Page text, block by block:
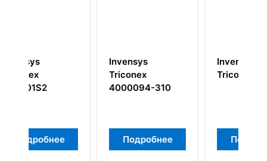
310
Invensys
Triconex 3510
Подробнее
Invensys
Triconex 8312
Подробнее